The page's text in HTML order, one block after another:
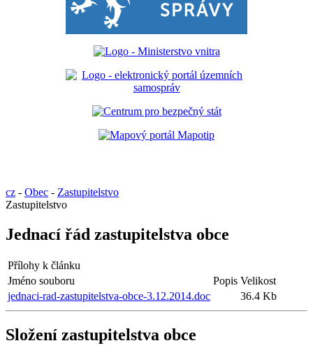
cz - Obec - Zastupitelstvo
Zastupitelstvo
Jednací řád zastupitelstva obce
Přílohy k článku
Jméno souboru
Popis Velikost
jednaci-rad-zastupitelstva-obce-3.12.2014.doc
36.4 Kb
Složení zastupitelstva obce